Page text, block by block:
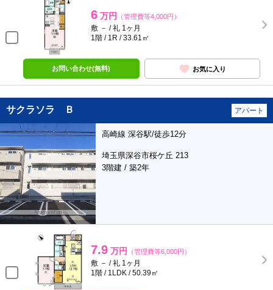
6 万円 （管理費等4,000円）
敷 － / 礼 1ヶ月
1階 / 1R / 33.61㎡
お問い合わせ(無料) お気に入り
サクラソラ Ｂ アパート
高崎線 深谷駅/徒歩12分
埼玉県深谷市桜ケ丘 213
3階建 / 築2年
7.9 万円 （管理費等6,000円）
敷 － / 礼 1ヶ月
1階 / 1LDK / 50.39㎡